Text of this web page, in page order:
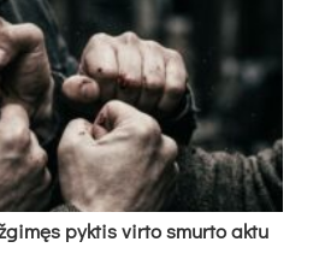
pyk­tis vir­to smur­to ak­tu